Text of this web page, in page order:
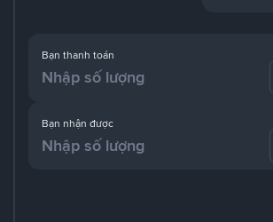
Bạn thanh toán
Bạn nhận được